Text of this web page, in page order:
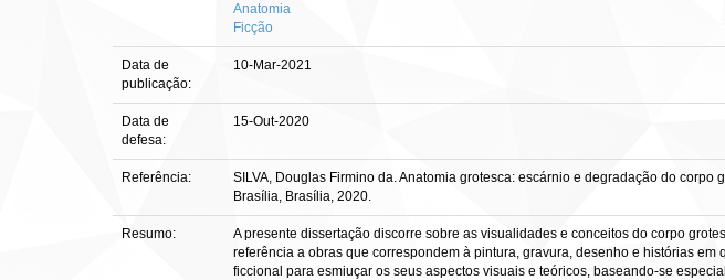
Anatomia
Ficção
Data de
publicação:
10-Mar-2021
Data de
defesa:
15-Out-2020
Referência:
SILVA, Douglas Firmino da. Anatomia grotesca: escárnio e degradação do
Brasília, Brasília, 2020.
Resumo:
A presente dissertação discorre sobre as visualidades e conceitos do corpo
referência a obras que correspondem à pintura, gravura, desenho e histórias
ficcional para esmiuçar os seus aspectos visuais e teóricos, baseando-se